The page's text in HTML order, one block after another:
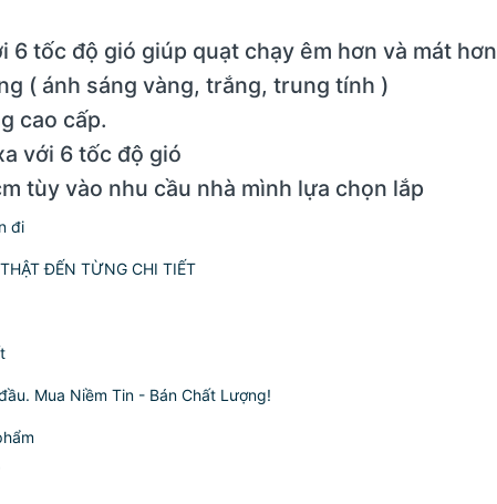
tốc độ gió giúp quạt chạy êm hơn và mát hơn
( ánh sáng vàng, trắng, trung tính )
cao cấp.
với 6 tốc độ gió
tùy vào nhu cầu nhà mình lựa chọn lắp
đi
ĐẾN TỪNG CHI TIẾT
Mua Niềm Tin - Bán Chất Lượng!